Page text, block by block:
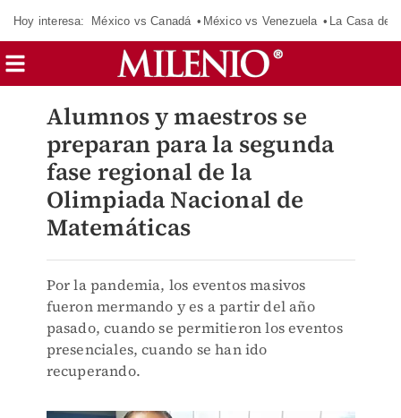
Hoy interesa: México vs Canadá México vs Venezuela La Casa de
Alumnos y maestros se
preparan para la segunda
fase regional de la
Olimpiada Nacional de
Matemáticas
Por la pandemia, los eventos masivos
fueron mermando y es a partir del año
pasado, cuando se permitieron los eventos
presenciales, cuando se han ido
recuperando.